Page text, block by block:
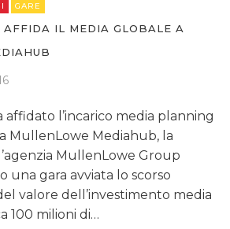
GARE
AFFIDA IL MEDIA GLOBALE A
l’incarico media planning
MullenLowe Mediahub, la
MullenLowe Group
una gara avviata lo scorso
valore dell’investimento media
100 milioni di…